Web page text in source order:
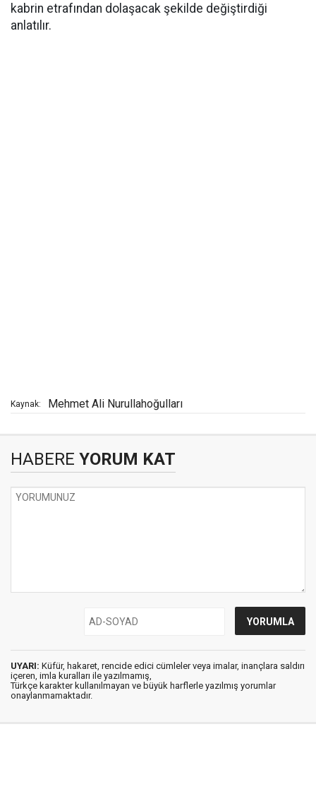
kabrin etrafından dolaşacak şekilde değiştirdiği
anlatılır.
Kaynak: Mehmet Ali Nurullahoğulları
HABERE YORUM KAT
UYARI: Küfür, hakaret, rencide edici cümleler veya imalar, inançlara saldırı
içeren, imla kuralları ile yazılmamış,
Türkçe karakter kullanılmayan ve büyük harflerle yazılmış yorumlar
onaylanmamaktadır.